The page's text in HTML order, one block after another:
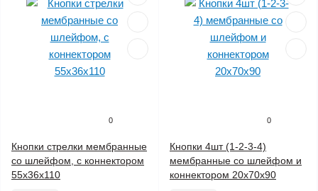
0
Кнопки стрелки мембранные
со шлейфом, с коннектором
55х36х110
0
Кнопки 4шт (1-2-3-4)
мембранные со шлейфом и
коннектором 20х70х90